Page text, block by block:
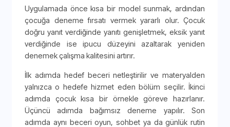
Uygulamada önce kısa bir model sunmak, ardından
çocuğa deneme fırsatı vermek yararlı olur. Çocuk
doğru yanıt verdiğinde yanıtı genişletmek, eksik yanıt
verdiğinde ise ipucu düzeyini azaltarak yeniden
denemek çalışma kalitesini artırır.
İlk adımda hedef beceri netleştirilir ve materyalden
yalnızca o hedefe hizmet eden bölüm seçilir. İkinci
adımda çocuk kısa bir örnekle göreve hazırlanır.
Üçüncü adımda bağımsız deneme yapılır. Son
adımda aynı beceri oyun, sohbet ya da günlük rutin